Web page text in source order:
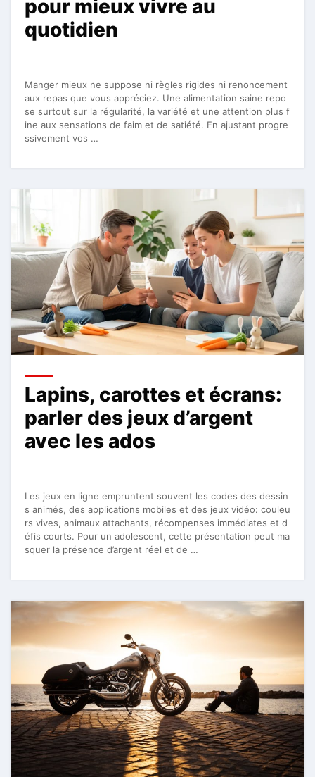
pour mieux vivre au
quotidien
Manger mieux ne suppose ni règles rigides ni renoncement
aux repas que vous appréciez. Une alimentation saine repo
se surtout sur la régularité, la variété et une attention plus f
ine aux sensations de faim et de satiété. En ajustant progre
ssivement vos …
Lapins, carottes et écrans:
parler des jeux d’argent
avec les ados
Les jeux en ligne empruntent souvent les codes des dessin
s animés, des applications mobiles et des jeux vidéo: couleu
rs vives, animaux attachants, récompenses immédiates et d
éfis courts. Pour un adolescent, cette présentation peut ma
squer la présence d’argent réel et de …